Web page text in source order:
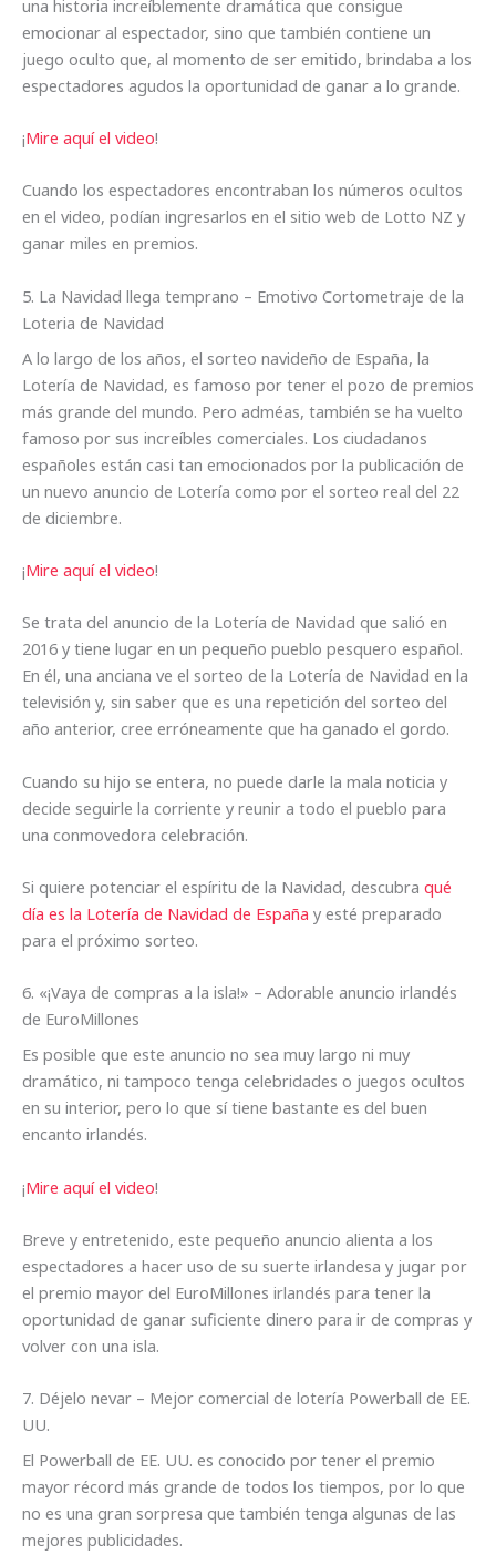
una historia increíblemente dramática que consigue
emocionar al espectador, sino que también contiene un
juego oculto que, al momento de ser emitido, brindaba a los
espectadores agudos la oportunidad de ganar a lo grande.
¡Mire aquí el video!
Cuando los espectadores encontraban los números ocultos
en el video, podían ingresarlos en el sitio web de Lotto NZ y
ganar miles en premios.
5. La Navidad llega temprano – Emotivo Cortometraje de la
Loteria de Navidad
A lo largo de los años, el sorteo navideño de España, la
Lotería de Navidad, es famoso por tener el pozo de premios
más grande del mundo. Pero adméas, también se ha vuelto
famoso por sus increíbles comerciales. Los ciudadanos
españoles están casi tan emocionados por la publicación de
un nuevo anuncio de Lotería como por el sorteo real del 22
de diciembre.
¡Mire aquí el video!
Se trata del anuncio de la Lotería de Navidad que salió en
2016 y tiene lugar en un pequeño pueblo pesquero español.
En él, una anciana ve el sorteo de la Lotería de Navidad en la
televisión y, sin saber que es una repetición del sorteo del
año anterior, cree erróneamente que ha ganado el gordo.
Cuando su hijo se entera, no puede darle la mala noticia y
decide seguirle la corriente y reunir a todo el pueblo para
una conmovedora celebración.
Si quiere potenciar el espíritu de la Navidad, descubra qué
día es la Lotería de Navidad de España y esté preparado
para el próximo sorteo.
6. «¡Vaya de compras a la isla!» – Adorable anuncio irlandés
de EuroMillones
Es posible que este anuncio no sea muy largo ni muy
dramático, ni tampoco tenga celebridades o juegos ocultos
en su interior, pero lo que sí tiene bastante es del buen
encanto irlandés.
¡Mire aquí el video!
Breve y entretenido, este pequeño anuncio alienta a los
espectadores a hacer uso de su suerte irlandesa y jugar por
el premio mayor del EuroMillones irlandés para tener la
oportunidad de ganar suficiente dinero para ir de compras y
volver con una isla.
7. Déjelo nevar – Mejor comercial de lotería Powerball de EE.
UU.
El Powerball de EE. UU. es conocido por tener el premio
mayor récord más grande de todos los tiempos, por lo que
no es una gran sorpresa que también tenga algunas de las
mejores publicidades.